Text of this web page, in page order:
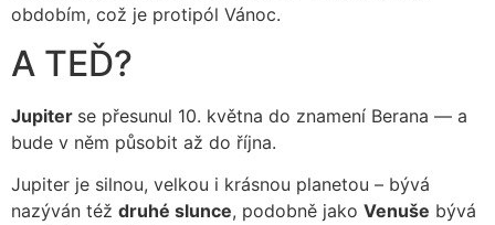
obdobím, což je protipól Vánoc.
A TEĎ?
Jupiter se přesunul 10. května do znamení Berana –– a
bude v něm působit až do října.
Jupiter je silnou, velkou i krásnou planetou – bývá
nazýván též druhé slunce, podobně jako Venuše bývá